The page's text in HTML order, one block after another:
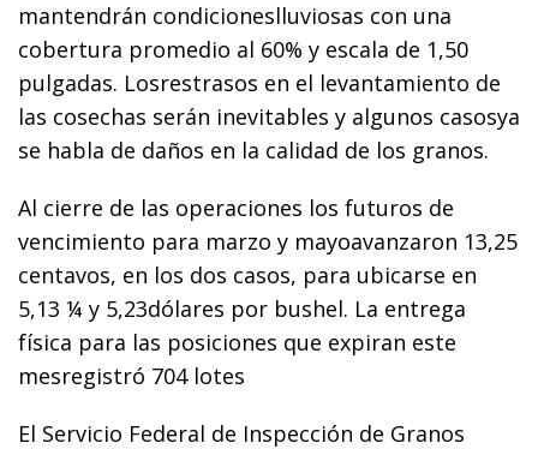
mantendrán condicioneslluviosas con una
cobertura promedio al 60% y escala de 1,50
pulgadas. Losrestrasos en el levantamiento de
las cosechas serán inevitables y algunos casosya
se habla de daños en la calidad de los granos.
Al cierre de las operaciones los futuros de
vencimiento para marzo y mayoavanzaron 13,25
centavos, en los dos casos, para ubicarse en
5,13 ¼ y 5,23dólares por bushel. La entrega
física para las posiciones que expiran este
mesregistró 704 lotes
El Servicio Federal de Inspección de Granos